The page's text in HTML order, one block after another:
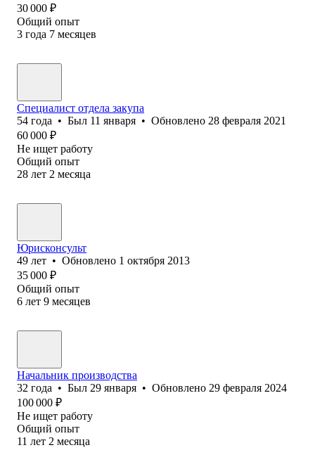
30 000 ₽
Общий опыт
3 года 7 месяцев
Специалист отдела закупа
54 года • Был 11 января • Обновлено 28 февраля 2021
60 000 ₽
Не ищет работу
Общий опыт
28 лет 2 месяца
Юрисконсульт
49 лет • Обновлено 1 октября 2013
35 000 ₽
Общий опыт
6 лет 9 месяцев
Начальник производства
32 года • Был 29 января • Обновлено 29 февраля 2024
100 000 ₽
Не ищет работу
Общий опыт
11 лет 2 месяца